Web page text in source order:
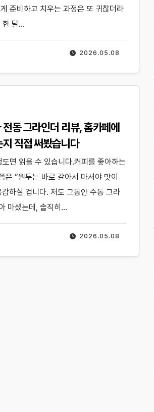
2026.05.08
준비하고 치우는 과정은 또 귀찮더라
한 달…
동 그라인더 리뷰, 홈카페에
직접 써봤습니다
2026.05.08
면 읽을 수 있습니다.커피를 좋아하는
은 “원두는 바로 갈아서 마셔야 맛이
하실 겁니다. 저도 그동안 수동 그라
마셨는데, 솔직히…